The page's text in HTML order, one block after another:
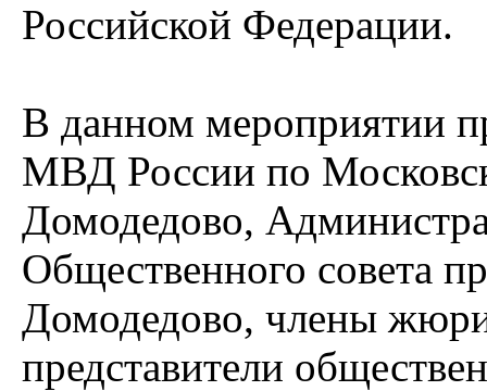
Российской Федерации.
В данном мероприятии
МВД России по
Домодедово,
Общественного совета
Домодедово, члены
представители